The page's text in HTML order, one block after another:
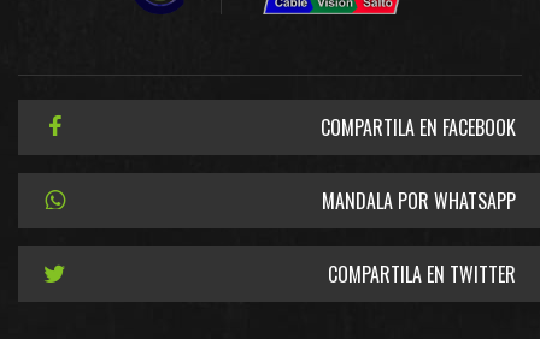
COMPARTILA EN FACEBOOK
MANDALA POR WHATSAPP
COMPARTILA EN TWITTER